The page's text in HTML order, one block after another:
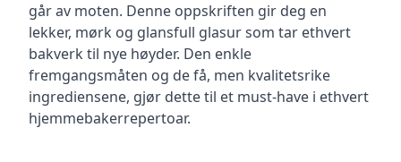
går av moten. Denne oppskriften gir deg en
lekker, mørk og glansfull glasur som tar ethvert
bakverk til nye høyder. Den enkle
fremgangsmåten og de få, men kvalitetsrike
ingrediensene, gjør dette til et must-have i ethvert
hjemmebakerrepertoar.